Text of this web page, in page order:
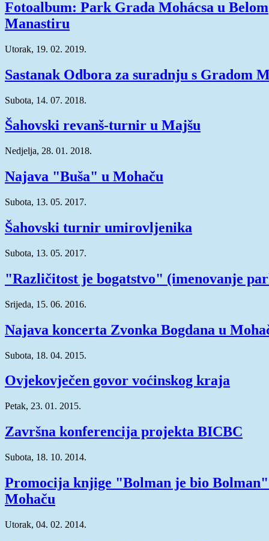
Fotoalbum: Park Grada Mohácsa u Belom
Manastiru
Utorak, 19. 02. 2019.
Sastanak Odbora za suradnju s Gradom
Subota, 14. 07. 2018.
Šahovski revanš-turnir u Majšu
Nedjelja, 28. 01. 2018.
Najava "Buša" u Mohaču
Subota, 13. 05. 2017.
Šahovski turnir umirovljenika
Subota, 13. 05. 2017.
"Različitost je bogatstvo" (imenovanje
Srijeda, 15. 06. 2016.
Najava koncerta Zvonka Bogdana u
Subota, 18. 04. 2015.
Ovjekovječen govor voćinskog kraja
Petak, 23. 01. 2015.
Završna konferencija projekta BICBC
Subota, 18. 10. 2014.
Promocija knjige "Bolman je bio
Mohaču
Utorak, 04. 02. 2014.